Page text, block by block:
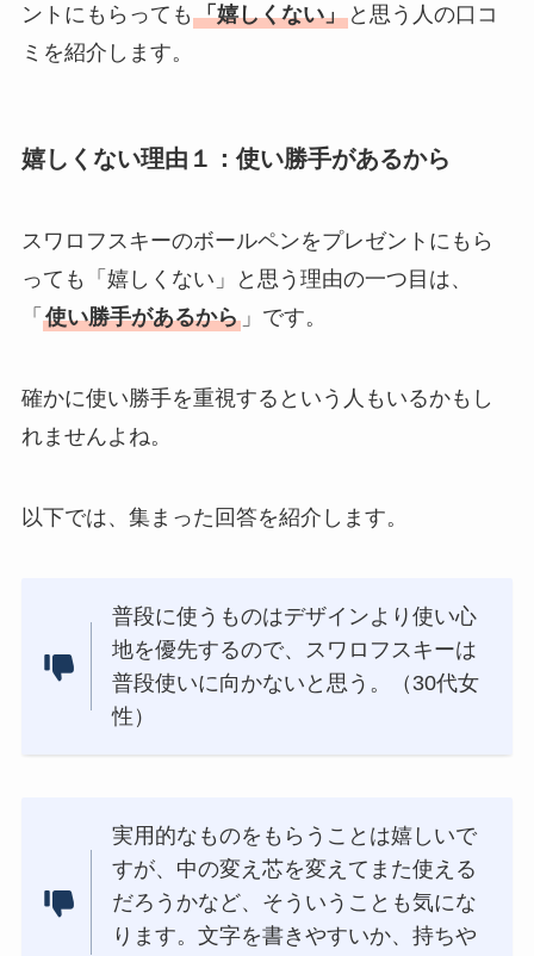
た
女性100人に聞いてみ
た！安いのはどれ？
ントにもらっても 「嬉しくない」と思う人の口コ
ミを紹介します。
嬉しくない理由１：使い勝手があるから
スワロフスキーのボールペンをプレゼントにもら
っても「嬉しくない」と思う理由の一つ目は、
「 使い勝手があるから」です。
確かに使い勝手を重視するという人もいるかもし
れませんよね。
以下では、集まった回答を紹介します。
普段に使うものはデザインより使い心
地を優先するので、スワロフスキーは
普段使いに向かないと思う。（30代女
性）
実用的なものをもらうことは嬉しいで
すが、中の変え芯を変えてまた使える
だろうかなど、そういうことも気にな
ります。文字を書きやすいか、持ちや